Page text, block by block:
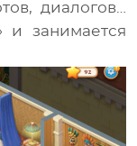
диалогов…
и занимается